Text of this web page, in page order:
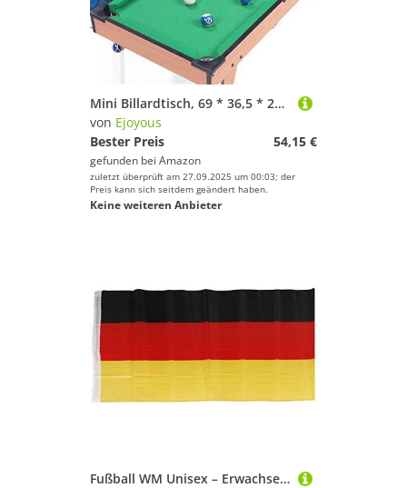
Mini Billardtisch, 69 * 36,5 * 22,5 cm Tischbillard Kinder Snooker Billard Set Queues Bälle mit 2 Queues und 16 Kugeln für Familienspiele Camping Partys
von Ejoyous
Bester Preis
54,15 €
gefunden bei Amazon
zuletzt überprüft am 27.09.2025 um 00:03; der
Preis kann sich seitdem geändert haben.
Keine weiteren Anbieter
Fußball WM Unisex – Erwachsene 1969149 Fahne Deutschland 150x90 cm, bunt, 1